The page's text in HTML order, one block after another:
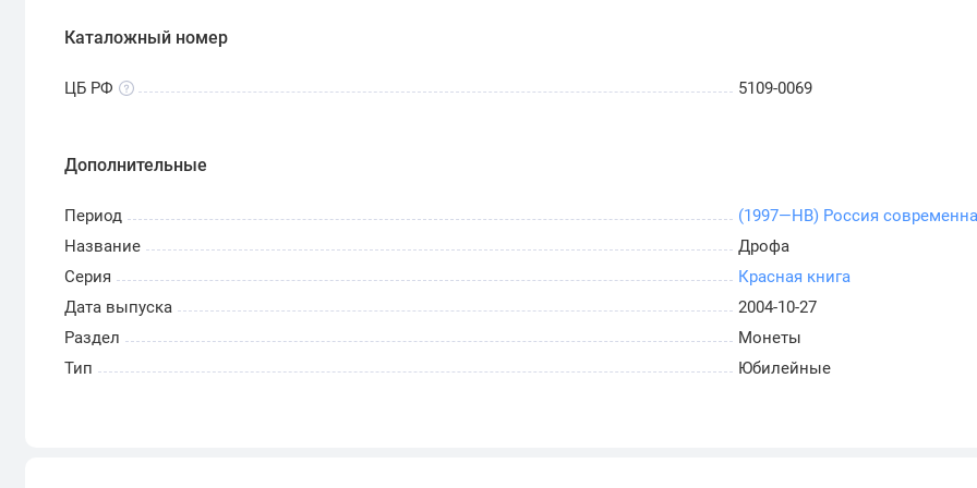
Каталожный номер
ЦБ РФ 5109-0069
Дополнительные
Период
(1997—НВ) Россия
Название
Дрофа
Серия
Красная книга
Дата выпуска
2004-10-27
Раздел
Монеты
Тип
Юбилейные